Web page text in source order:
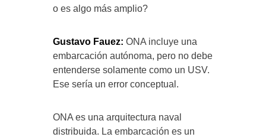
o es algo más amplio?
Gustavo Fauez: ONA incluye una
embarcación autónoma, pero no debe
entenderse solamente como un USV.
Ese sería un error conceptual.
ONA es una arquitectura naval
distribuida. La embarcación es un